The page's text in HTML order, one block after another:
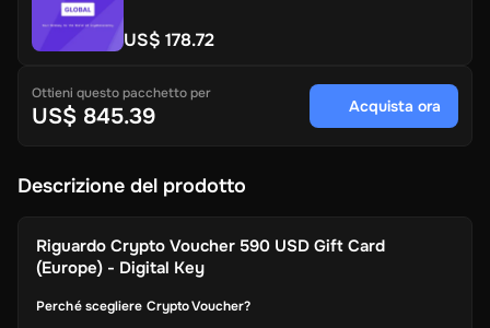
US$ 178.72
Ottieni questo pacchetto per
US$ 845.39 Acquista ora
Descrizione del prodotto
Riguardo Crypto Voucher 590 USD Gift Card
(Europe) - Digital Key
Perché scegliere Crypto Voucher?